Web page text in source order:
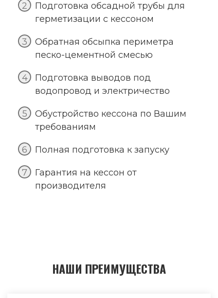
Подготовка обсадной трубы для
герметизации с кессоном
Обратная обсыпка периметра
песко-цементной смесью
Подготовка выводов под
водопровод и электричество
Обустройство кессона по Вашим
требованиям
Полная подготовка к запуску
Гарантия на кессон от
производителя
НАШИ ПРЕИМУЩЕСТВА